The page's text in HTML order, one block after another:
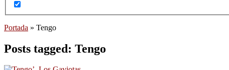
Portada » Tengo
Posts tagged: Tengo